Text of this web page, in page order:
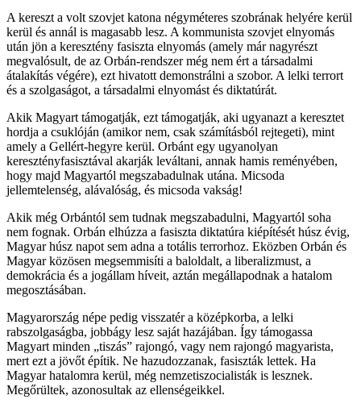
A kereszt a volt szovjet katona négyméteres szobrának helyére kerül
kerül és annál is magasabb lesz. A kommunista szovjet elnyomás
után jön a keresztény fasiszta elnyomás (amely már nagyrészt
megvalósult, de az Orbán-rendszer még nem ért a társadalmi
átalakítás végére), ezt hivatott demonstrálni a szobor. A lelki terrort
és a szolgaságot, a társadalmi elnyomást és diktatúrát.
Akik Magyart támogatják, ezt támogatják, aki ugyanazt a keresztet
hordja a csuklóján (amikor nem, csak számításból rejtegeti), mint
amely a Gellért-hegyre kerül. Orbánt egy ugyanolyan
keresztényfasisztával akarják leváltani, annak hamis reményében,
hogy majd Magyartól megszabadulnak utána. Micsoda
jellemtelenség, alávalóság, és micsoda vakság!
Akik még Orbántól sem tudnak megszabadulni, Magyartól soha
nem fognak. Orbán elhúzza a fasiszta diktatúra kiépítését húsz évig,
Magyar húsz napot sem adna a totális terrorhoz. Eközben Orbán és
Magyar közösen megsemmisíti a baloldalt, a liberalizmust, a
demokrácia és a jogállam híveit, aztán megállapodnak a hatalom
megosztásában.
Magyarország népe pedig visszatér a középkorba, a lelki
rabszolgaságba, jobbágy lesz saját hazájában. Így támogassa
Magyart minden „tiszás” rajongó, vagy nem rajongó magyarista,
mert ezt a jövőt építik. Ne hazudozzanak, fasiszták lettek. Ha
Magyar hatalomra kerül, még nemzetiszocialisták is lesznek.
Megőrültek, azonosultak az ellenségeikkel.